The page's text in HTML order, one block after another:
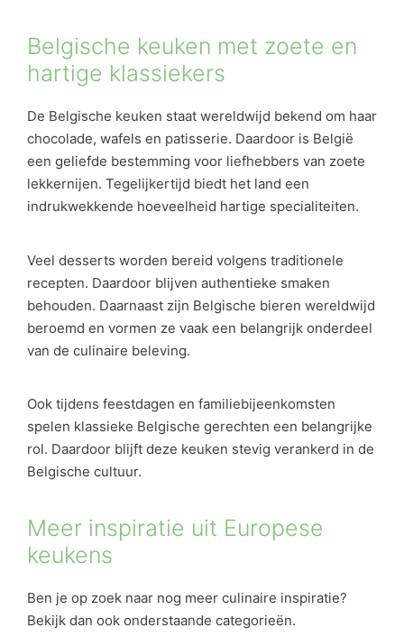
Belgische keuken met zoete en
hartige klassiekers
De Belgische keuken staat wereldwijd bekend om haar
chocolade, wafels en patisserie. Daardoor is België
een geliefde bestemming voor liefhebbers van zoete
lekkernijen. Tegelijkertijd biedt het land een
indrukwekkende hoeveelheid hartige specialiteiten.
Veel desserts worden bereid volgens traditionele
recepten. Daardoor blijven authentieke smaken
behouden. Daarnaast zijn Belgische bieren wereldwijd
beroemd en vormen ze vaak een belangrijk onderdeel
van de culinaire beleving.
Ook tijdens feestdagen en familiebijeenkomsten
spelen klassieke Belgische gerechten een belangrijke
rol. Daardoor blijft deze keuken stevig verankerd in de
Belgische cultuur.
Meer inspiratie uit Europese
keukens
Ben je op zoek naar nog meer culinaire inspiratie?
Bekijk dan ook onderstaande categorieën.